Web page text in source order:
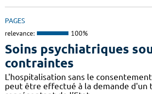
PAGES
relevance: 100%
Soins psychiatriques
contraintes
L'hospitalisation sans le
peut être effectué à la demande d'un